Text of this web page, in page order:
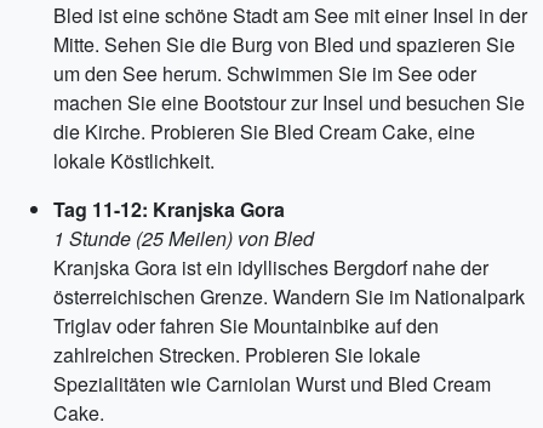
Bled ist eine schöne Stadt am See mit einer Insel in der
Mitte. Sehen Sie die Burg von Bled und spazieren Sie
um den See herum. Schwimmen Sie im See oder
machen Sie eine Bootstour zur Insel und besuchen Sie
die Kirche. Probieren Sie Bled Cream Cake, eine
lokale Köstlichkeit.
Tag 11-12: Kranjska Gora
1 Stunde (25 Meilen) von Bled
Kranjska Gora ist ein idyllisches Bergdorf nahe der
österreichischen Grenze. Wandern Sie im Nationalpark
Triglav oder fahren Sie Mountainbike auf den
zahlreichen Strecken. Probieren Sie lokale
Spezialitäten wie Carniolan Wurst und Bled Cream
Cake.